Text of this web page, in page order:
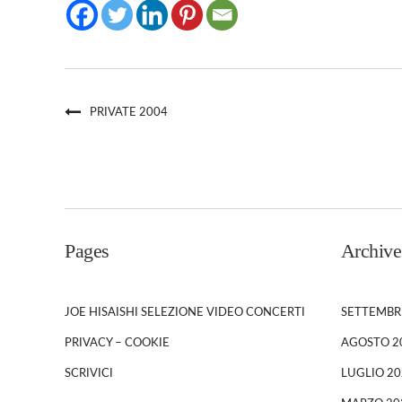
PRIVATE 2004
Pages
JOE HISAISHI SELEZIONE VIDEO CONCERTI
PRIVACY – COOKIE
SCRIVICI
AGOSTO
LUGLIO